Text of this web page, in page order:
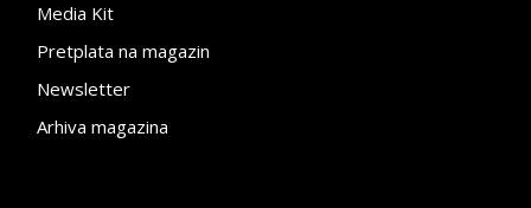
Media Kit
Pretplata na magazin
Newsletter
Arhiva magazina